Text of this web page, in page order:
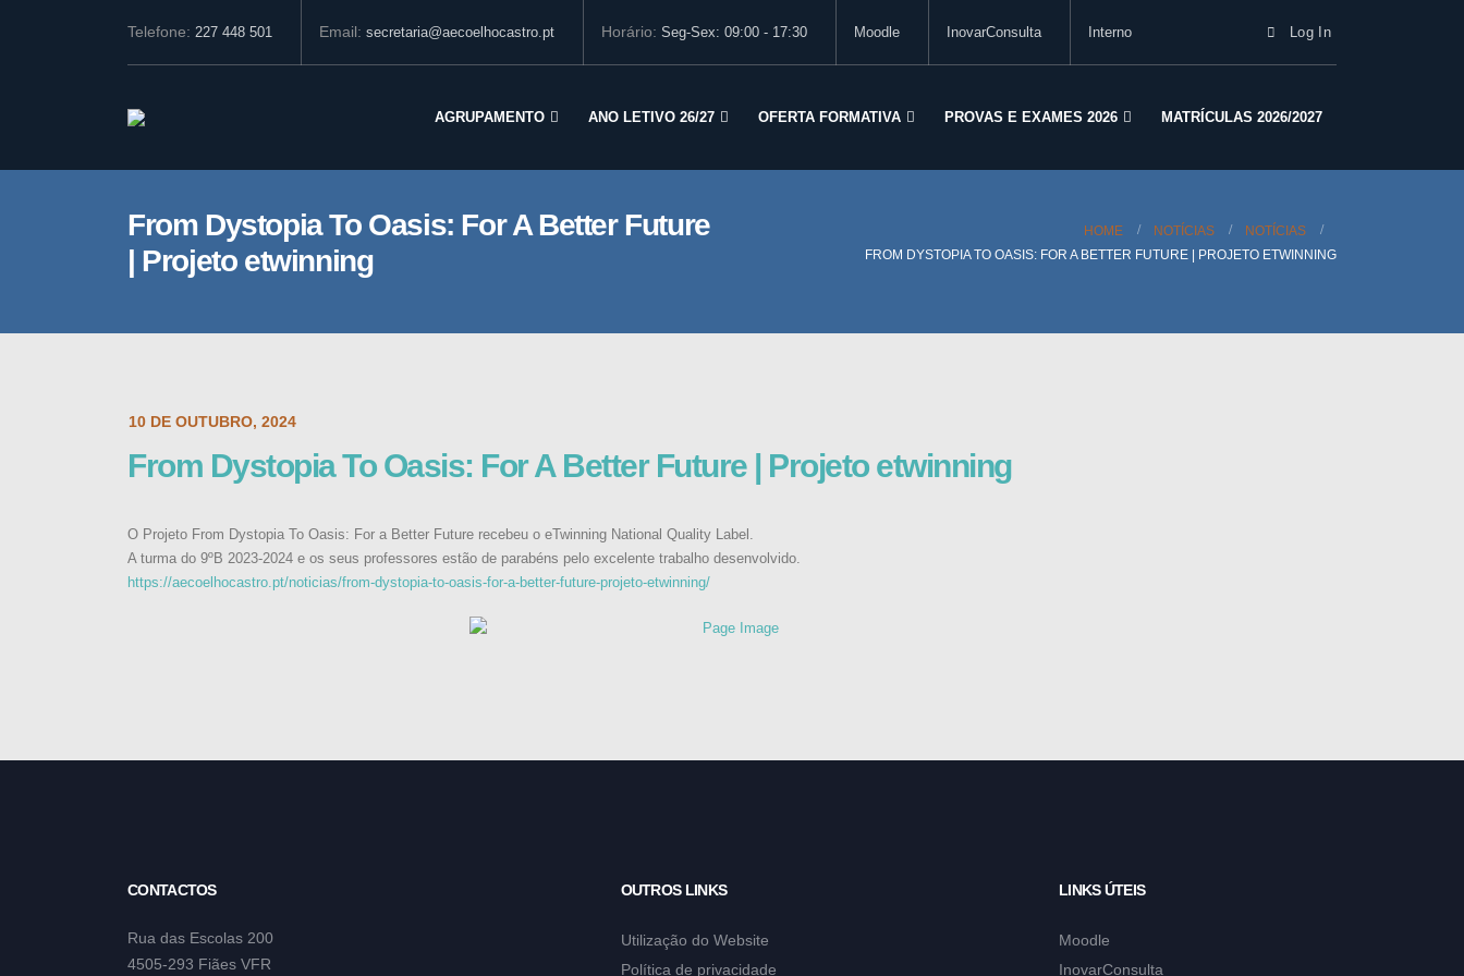
Telefone: 227 448 501 Email: secretaria@aecoelhocastro.pt Horário: Seg-Sex: 09:00 - 17:30 Moodle InovarConsulta Interno Log In
AGRUPAMENTO ANO LETIVO 26/27 OFERTA FORMATIVA PROVAS E EXAMES 2026 MATRÍCULAS 2026/2027
From Dystopia To Oasis: For A Better Future
| Projeto etwinning
HOME NOTÍCIAS
NOTÍCIAS
FROM DYSTOPIA TO OASIS: FOR A BETTER FUTURE | PROJETO ETWINNING
10 DE OUTUBRO, 2024
From Dystopia To Oasis: For A Better Future | Projeto etwinning
O Projeto From Dystopia To Oasis: For a Better Future recebeu o eTwinning National Quality Label.
A turma do 9ºB 2023-2024 e os seus professores estão de parabéns pelo excelente trabalho desenvolvido.
https://aecoelhocastro.pt/noticias/from-dystopia-to-oasis-for-a-better-future-projeto-etwinning/
CONTACTOS
Rua das Escolas 200
4505-293 Fiães VFR
OUTROS LINKS
Utilização do Website
Política de privacidade
LINKS ÚTEIS
Moodle
InovarConsulta